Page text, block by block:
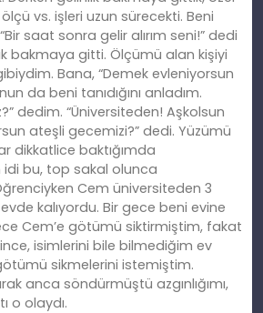
vs. işleri uzun sürecekti. Beni
saat sonra gelir alırım seni!” dedi
bakmaya gitti. Ölçümü alan kişiyi
Bana, “Demek evleniyorsun
da beni tanıdığını anladım.
dedim. “Üniversiteden! Aşkolsun
ateşli gecemizi?” dedi. Yüzümü
dikkatlice baktığımda
idi bu, top sakal olunca
Cem üniversiteden 3
kalıyordu. Bir gece beni evine
Cem’e götümü siktirmiştim, fakat
isimlerini bile bilmediğim ev
sikmelerini istemiştim.
anca söndürmüştü azgınlığımı,
o olaydı.